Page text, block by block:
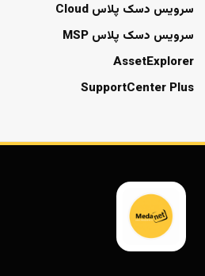
سرویس دسک پلاس Cloud
سرویس دسک پلاس MSP
AssetExplorer
SupportCenter Plus